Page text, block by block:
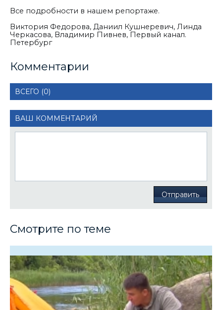
Все подробности в нашем репортаже.
Виктория Федорова, Даниил Кушнеревич, Линда
Черкасова, Владимир Пивнев, Первый канал.
Петербург
Комментарии
ВСЕГО (0)
ВАШ КОММЕНТАРИЙ
Отправить
Смотрите по теме